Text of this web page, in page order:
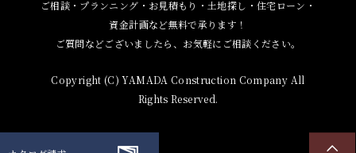
ご相談・プランニング・お見積もり・土地探し・住宅ローン・
資金計画など無料で承ります！
ご質問などございましたら、お気軽にご相談ください。
Copyright (C) YAMADA Construction Company All
Rights Reserved.